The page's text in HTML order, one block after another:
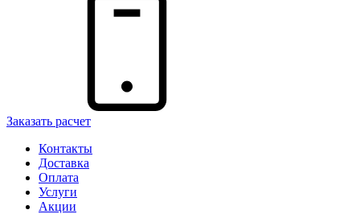
Заказать расчет
Контакты
Доставка
Оплата
Услуги
Акции